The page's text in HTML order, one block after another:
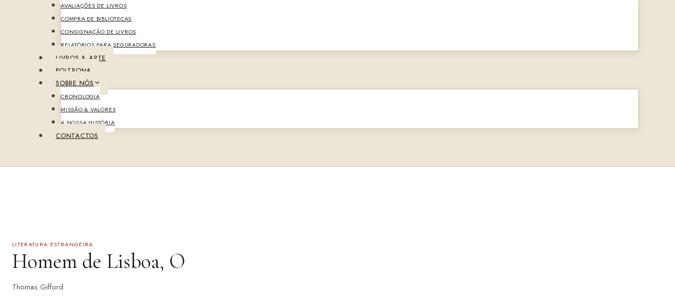
AVALIAÇÕES DE LIVROS
COMPRA DE BIBLIOTECAS
CONSIGNAÇÃO DE LIVROS
RELATÓRIOS PARA SEGURADORAS
LIVROS & ARTE
POLTRONA
SOBRE NÓS
CRONOLOGIA
MISSÃO & VALORES
A NOSSA HISTÓRIA
CONTACTOS
LITERATURA ESTRANGEIRA
Homem de Lisboa, O
Thomas Gifford